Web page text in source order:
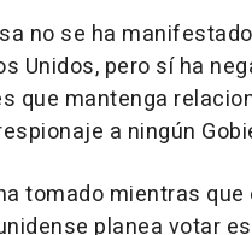
no se ha
Unidos, pero sí ha
que mantenga
a ningún
tomado mientras que
planea votar